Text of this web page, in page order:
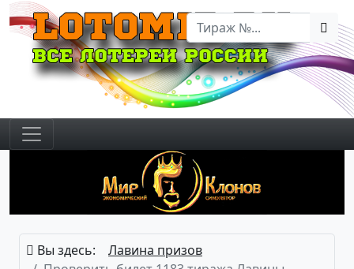
Вы здесь:
Лавина призов